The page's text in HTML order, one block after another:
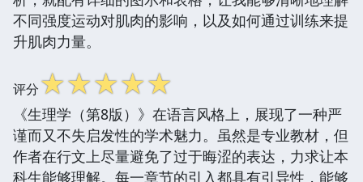
不同强度运动对肌肉的影响，以及如何通过训练来提
升肌肉力量。
评分☆☆☆☆☆
《生理学（第8版）》在语言风格上，展现了一种严
谨而又不失启发性的学术魅力。虽然是专业教材，但
作者在行文上尽量避免了过于晦涩的表达，力求让本
科生能够理解。每一章节的引入都具有引导性，能够